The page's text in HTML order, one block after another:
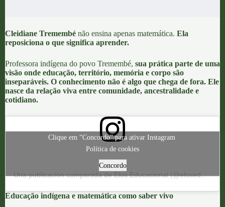
Cleidiane Tremembé não ensina apenas matemática. Ela
reposiciona o que significa aprender.
Professora indígena do povo Tremembé, sua prática parte de uma
visão onde educação, território, memória e corpo são
inseparáveis. O conhecimento não é algo que chega de fora. Ele
nasce da relação viva entre comunidade, ancestralidade e
cotidiano.
Una publicación compartida de Elos Educacional (@eloseducacional)
Clique em “Concordo” para ativar Instagram
Política de cookies
Concordo
Educação indígena e matemática como saber vivo